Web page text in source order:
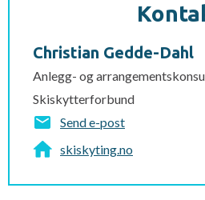
Christian Gedde-Dahl
Anlegg- og
Skiskytterforbund
Send e-post
skiskyting.no